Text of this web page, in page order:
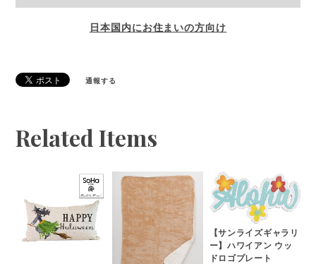
日本国内にお住まいの方向け
通報する
Related Items
【サンライズギャラリ
ー】ハワイアン ウッ
ドロゴプレート